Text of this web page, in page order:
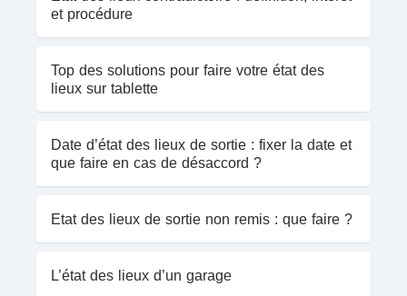
et procédure
Top des solutions pour faire votre état des
lieux sur tablette
Date d’état des lieux de sortie : fixer la date et
que faire en cas de désaccord ?
Etat des lieux de sortie non remis : que faire ?
L’état des lieux d’un garage